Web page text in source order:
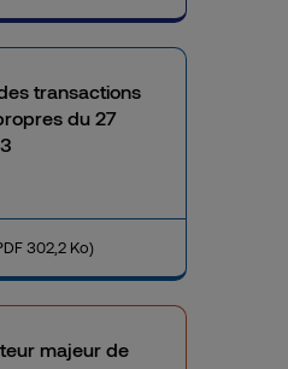
transactions
du 27
302,2 Ko)
majeur de